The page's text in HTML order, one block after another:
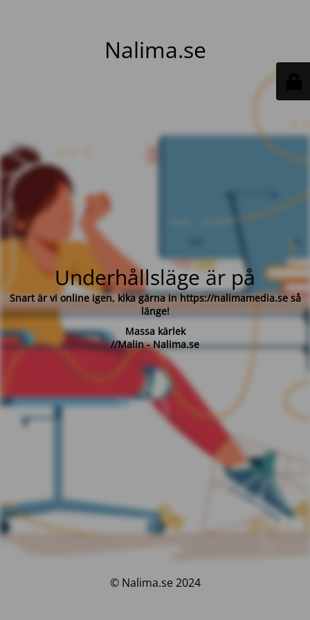
Nalima.se
Underhållsläge är på
Snart är vi online igen, kika gärna in https://nalimamedia.se så
länge!
Massa kärlek
//Malin - Nalima.se
© Nalima.se 2024